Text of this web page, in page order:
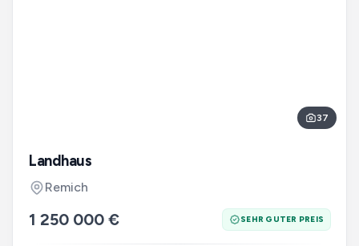
37
Landhaus
Remich
1 250 000 € SEHR GUTER PREIS